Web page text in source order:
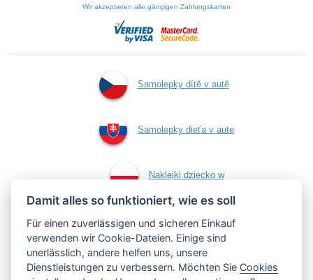
Wir akzeptieren alle gängigen Zahlungskarten
Samolepky dítě v autě
Samolepky dieťa v aute
Naklejki dziecko w
aucie
Kind an Bord Aufkleber
Damit alles so funktioniert, wie es soll
Für einen zuverlässigen und sicheren Einkauf
verwenden wir Cookie-Dateien. Einige sind
unerlässlich, andere helfen uns, unsere
Dienstleistungen zu verbessern. Möchten Sie Cookies